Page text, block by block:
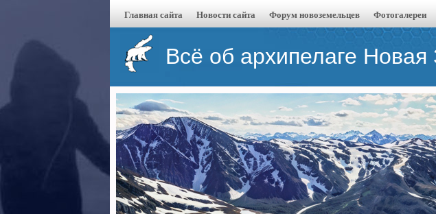
Главная сайта Новости сайта Форум новоземельцев Фотогалереи
Всё об архипелаге Новая